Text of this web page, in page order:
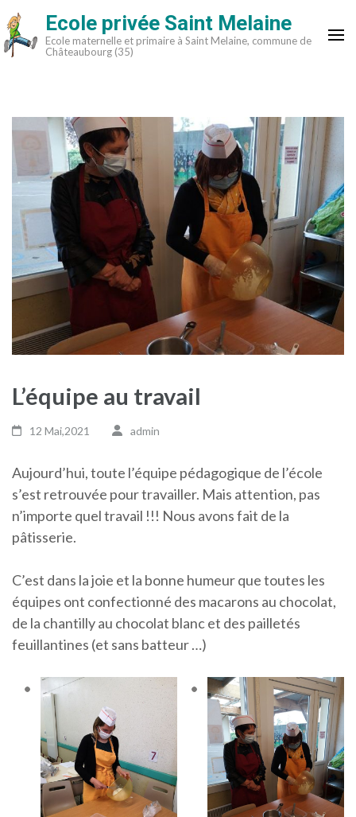
Aller
au
contenu
Ecole privée Saint Melaine
Ecole maternelle et primaire à Saint Melaine, commune de
Châteaubourg (35)
L’équipe au travail
12 Mai,2021 admin
Aujourd’hui, toute l’équipe pédagogique de l’école
s’est retrouvée pour travailler. Mais attention, pas
n’importe quel travail !!! Nous avons fait de la
pâtisserie.
C’est dans la joie et la bonne humeur que toutes les
équipes ont confectionné des macarons au chocolat,
de la chantilly au chocolat blanc et des pailletés
feuillantines (et sans batteur …)